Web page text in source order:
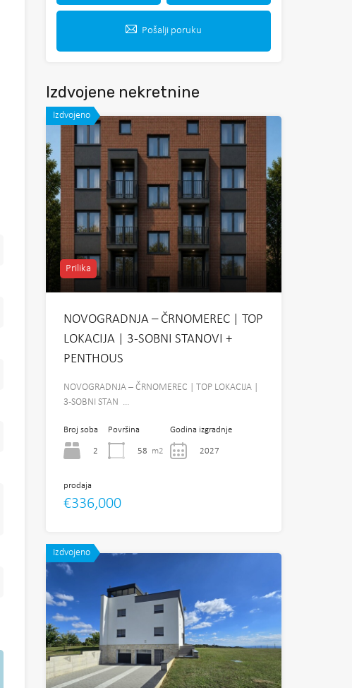
Pošalji poruku
Izdvojene nekretnine
Izdvojeno
Prilika
NOVOGRADNJA – ČRNOMEREC | TOP
LOKACIJA | 3-SOBNI STANOVI +
PENTHOUS
NOVOGRADNJA – ČRNOMEREC | TOP LOKACIJA |
3-SOBNI STAN …
Broj soba
2
Površina
58 m2
Godina izgradnje
2027
prodaja
€336,000
Izdvojeno